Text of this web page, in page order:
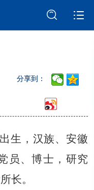
党建强会
科技奖励
科普园地
分享到：
生，汉族、安徽
员、博士，研究
长。